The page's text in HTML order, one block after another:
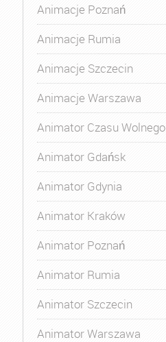
Animacje Poznań
Animacje Rumia
Animacje Szczecin
Animacje Warszawa
Animator Czasu Wolnego
Animator Gdańsk
Animator Gdynia
Animator Kraków
Animator Poznań
Animator Rumia
Animator Szczecin
Animator Warszawa